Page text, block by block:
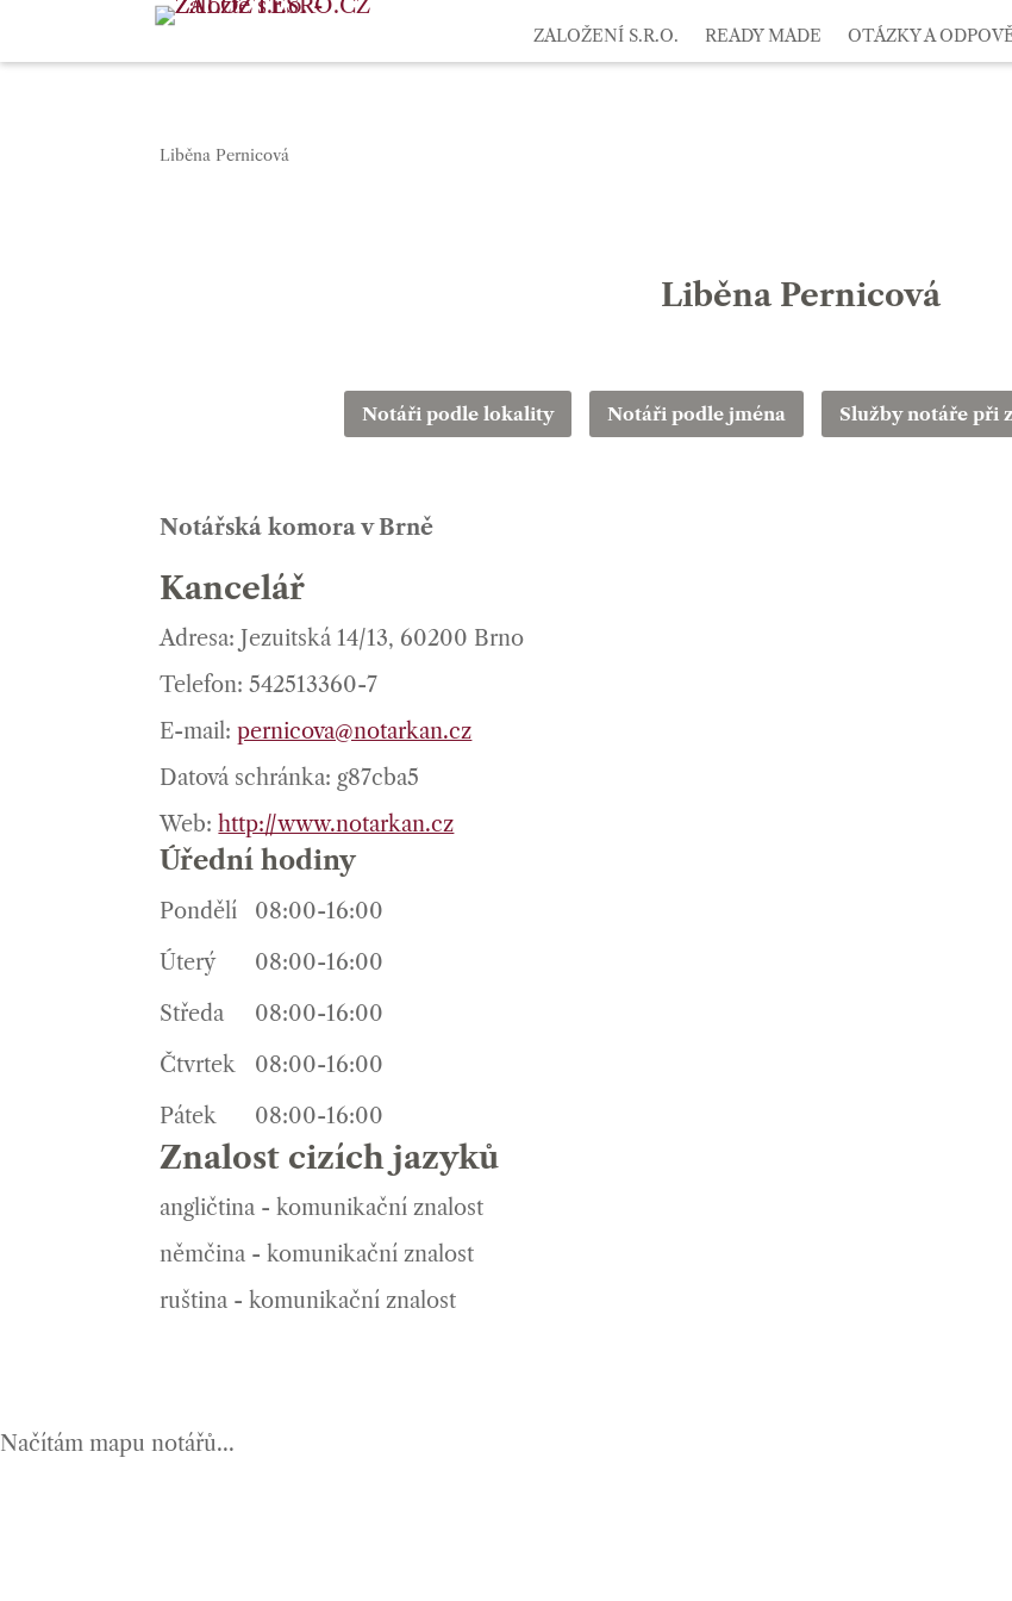
ZALOŽENÍ S.R.O. READY MADE OTÁZKY A
Liběna Pernicová
Liběna Pernicová
Notáři podle lokality Notáři podle jména Služby notáře při
Notářská komora v Brně
Kancelář
Adresa: Jezuitská 14/13, 60200 Brno
Telefon: 542513360-7
E-mail:pernicova@notarkan.cz
Datová schránka: g87cba5
Web:http://www.notarkan.cz
Úřední hodiny
Pondělí
08:00-16:00
Úterý
08:00-16:00
Středa
08:00-16:00
Čtvrtek
08:00-16:00
Pátek
08:00-16:00
Znalost cizích jazyků
angličtina - komunikační znalost
němčina - komunikační znalost
ruština - komunikační znalost
Načítám mapu notářů...